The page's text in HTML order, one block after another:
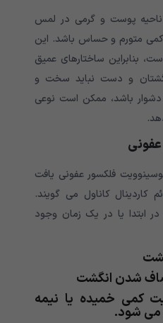
ناحیه پوست و گرمی در لمس
متورم و حساس باشد. این
بنابراین ساختارهای عمیق
و دست نباید سخت و
دشوار باشد، ممکن است نوعی
فلکسور عفونی یافت
کاردینال کاناول می گویند.
ابتدا یا در یک زمان وجود
صاف شدن انگشت
کمی خمیده یا نیمه
می شود.